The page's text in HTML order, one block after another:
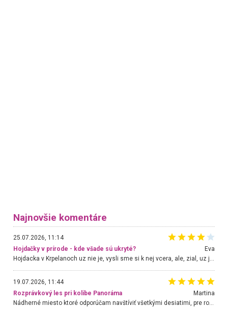
Najnovšie komentáre
25.07.2026, 11:14
Hojdačky v prírode - kde všade sú ukryté?
Eva
Hojdacka v Krpelanoch uz nie je, vysli sme si k nej vcera, ale, zial, uz je znicena. Ak sem planujete cestu len kvoli hojdacke, mozete si ju usetrit. Krasny vyhlad je tu vsak aj bez hojdacky :-)
19.07.2026, 11:44
Rozprávkový les pri kolibe Panoráma
Martina
Nádherné miesto ktoré odporúčam navštíviť všetkými desiatimi, pre rodiny s deťmi, dôchodcom... Proste a jednoducho ozaj rozprávkový les.. určite ešte prídeme. Odniesli sme si na pamiatku krásne tričká,